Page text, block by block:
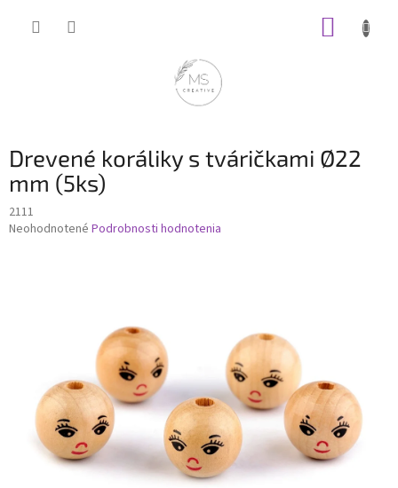
Drevené koráliky s tváričkami Ø22
mm (5ks)
2111
Priemerné
Neohodnotené Podrobnosti hodnotenia